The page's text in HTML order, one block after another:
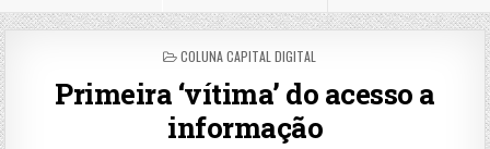
POSTED
COLUNA CAPITAL DIGITAL
Primeira ‘vítima’ do acesso a
informação